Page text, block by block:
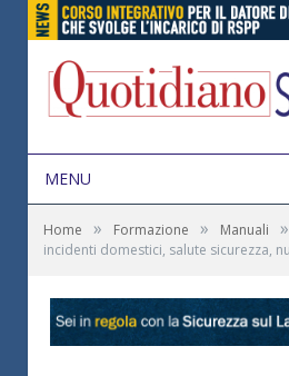
MENU
Home » Formazione » Manuali »
incidenti domestici, salute sicurezza,